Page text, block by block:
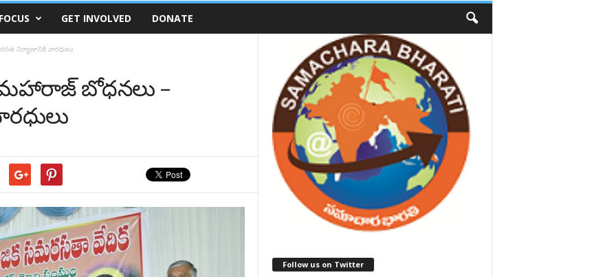
FOCUS GET INVOLVED DONATE
నిర్మాణానికి వారధులు
బోధనలు –
Follow us on Twitter